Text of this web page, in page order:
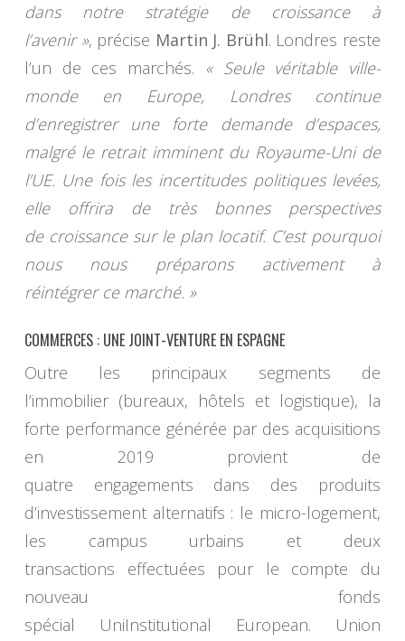
dans notre stratégie de croissance à
l’avenir », précise Martin J. Brühl. Londres reste
l’un de ces marchés. « Seule véritable ville-
monde en Europe, Londres continue
d’enregistrer une forte demande d’espaces,
malgré le retrait imminent du Royaume-Uni de
l’UE. Une fois les incertitudes politiques levées,
elle offrira de très bonnes perspectives
de croissance sur le plan locatif. C’est pourquoi
nous nous préparons activement à
réintégrer ce marché. »
COMMERCES : UNE JOINT-VENTURE EN ESPAGNE
Outre les principaux segments de
l’immobilier (bureaux, hôtels et logistique), la
forte performance générée par des acquisitions
en 2019 provient de
quatre engagements dans des produits
d’investissement alternatifs : le micro-logement,
les campus urbains et deux
transactions effectuées pour le compte du
nouveau fonds
spécial UniInstitutional European. Union